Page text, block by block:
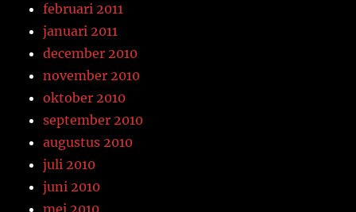
februari 2011
januari 2011
december 2010
november 2010
oktober 2010
september 2010
augustus 2010
juli 2010
juni 2010